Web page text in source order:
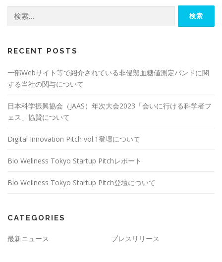
索:
RECENT POSTS
一部Webサイト等で紹介されている非侵襲血糖値測定バンドに関
する当社の関与について
日本科学振興協会（JAAS）年次大会2023「会いに行ける科学者フ
ェス」協賛について
Digital Innovation Pitch vol.1登壇について
Bio Wellness Tokyo Startup Pitchレポート
Bio Wellness Tokyo Startup Pitch登壇について
CATEGORIES
最新ニュース プレスリリース